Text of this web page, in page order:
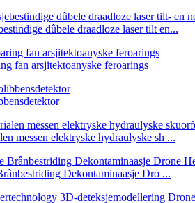
dûbele draadloze laser tilt en...
fan arsjitektoanyske feroarings
messen elektryske hydraulyske sh ...
Dekontaminaasje Dro ...